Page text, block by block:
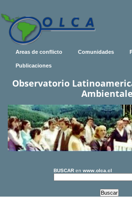
Areas de conflicto Comunidades
Publicaciones
Observatorio
BUSCAR en www.olca.cl